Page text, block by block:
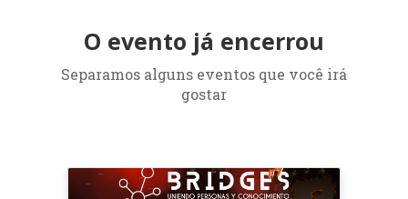
O evento já encerrou
Separamos alguns eventos que você irá
gostar